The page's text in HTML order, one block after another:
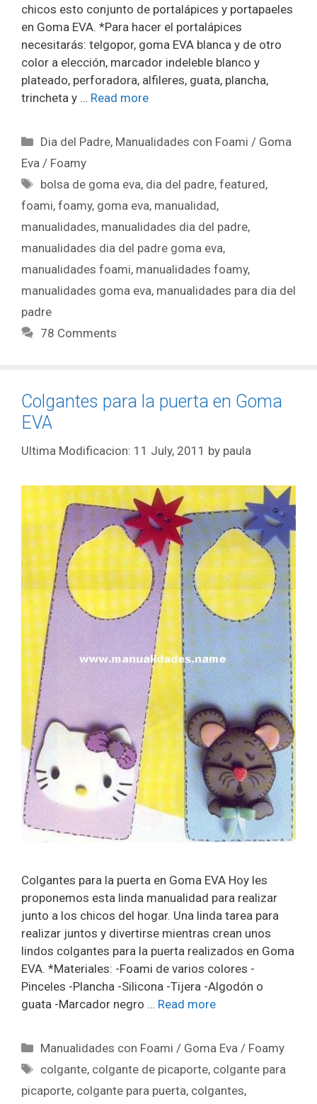
chicos esto conjunto de portalápices y portapaeles
en Goma EVA. *Para hacer el portalápices
necesitarás: telgopor, goma EVA blanca y de otro
color a elección, marcador indeleble blanco y
plateado, perforadora, alfileres, guata, plancha,
trincheta y … Read more
Dia del Padre, Manualidades con Foami / Goma
Eva / Foamy
bolsa de goma eva, dia del padre,featured,
foami, foamy, goma eva, manualidad,
manualidades, manualidades dia del padre,
manualidades dia del padre goma eva,
manualidades foami, manualidades foamy,
manualidades goma eva, manualidades para dia del
padre
78 Comments
Colgantes para la puerta en Goma
EVA
11 July, 2011 by paula
Colgantes para la puerta en Goma EVA Hoy les
proponemos esta linda manualidad para realizar
junto a los chicos del hogar. Una linda tarea para
realizar juntos y divertirse mientras crean unos
lindos colgantes para la puerta realizados en Goma
EVA. *Materiales: -Foami de varios colores -
Pinceles -Plancha -Silicona -Tijera -Algodón o
guata -Marcador negro … Read more
Manualidades con Foami / Goma Eva / Foamy
colgante, colgante de picaporte, colgante para
picaporte, colgante para puerta, colgantes,